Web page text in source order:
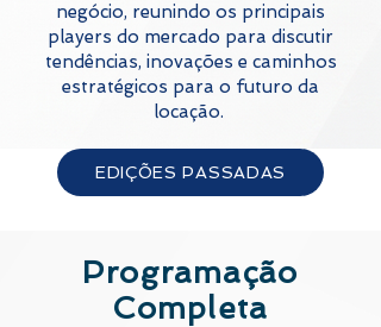
negócio, reunindo os principais
players do mercado para discutir
tendências, inovações e caminhos
estratégicos para o futuro da
locação.
EDIÇÕES PASSADAS
Programação
Completa